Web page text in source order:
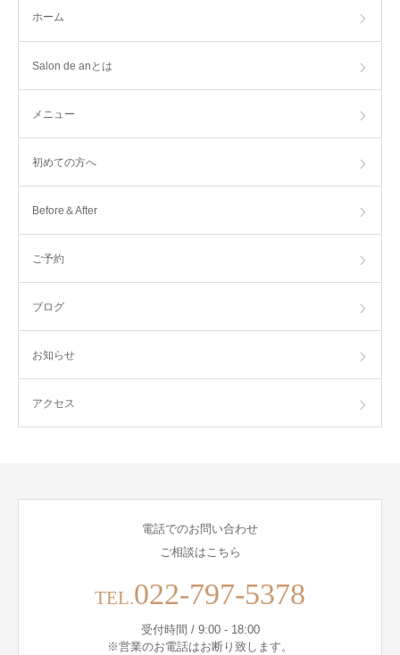
ホーム
Salon de anとは
メニュー
初めての方へ
Before＆After
ご予約
ブログ
お知らせ
アクセス
電話でのお問い合わせ
ご相談はこちら
TEL.022-797-5378
受付時間 / 9:00 - 18:00
※営業のお電話はお断り致します。